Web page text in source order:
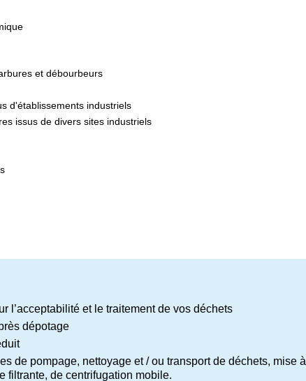
et débourbeurs
d'établissements industriels
issus de divers sites industriels
l’acceptabilité et le traitement de vos déchets
dépotage
de pompage, nettoyage et / ou transport de déchets, mise à
filtrante, de centrifugation mobile.